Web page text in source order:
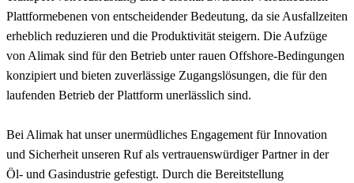
Plattformebenen von entscheidender Bedeutung, da sie Ausfallzeiten
erheblich reduzieren und die Produktivität steigern. Die Aufzüge
von Alimak sind für den Betrieb unter rauen Offshore-Bedingungen
konzipiert und bieten zuverlässige Zugangslösungen, die für den
laufenden Betrieb der Plattform unerlässlich sind.
Bei Alimak hat unser unermüdliches Engagement für Innovation
und Sicherheit unseren Ruf als vertrauenswürdiger Partner in der
Öl- und Gasindustrie gefestigt. Durch die Bereitstellung